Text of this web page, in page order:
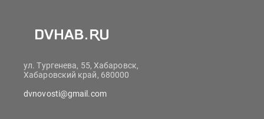
ул. Тургенева, 55, Хабаровск,
Хабаровский край, 680000
dvnovosti@gmail.com